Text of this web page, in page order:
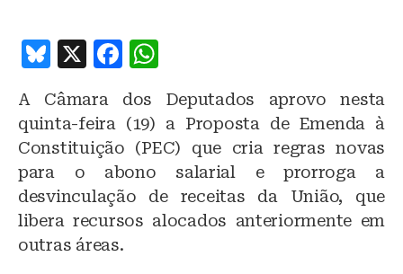
B
lu
e
s
k
y
X
F
c
e
b
o
o
k
at
s
A
p
p
A Câmara dos Deputados aprovo nesta
quinta-feira (19) a Proposta de Emenda à
Constituição (PEC) que cria regras novas
para o abono salarial e prorroga a
desvinculação de receitas da União, que
libera recursos alocados anteriormente em
outras áreas.